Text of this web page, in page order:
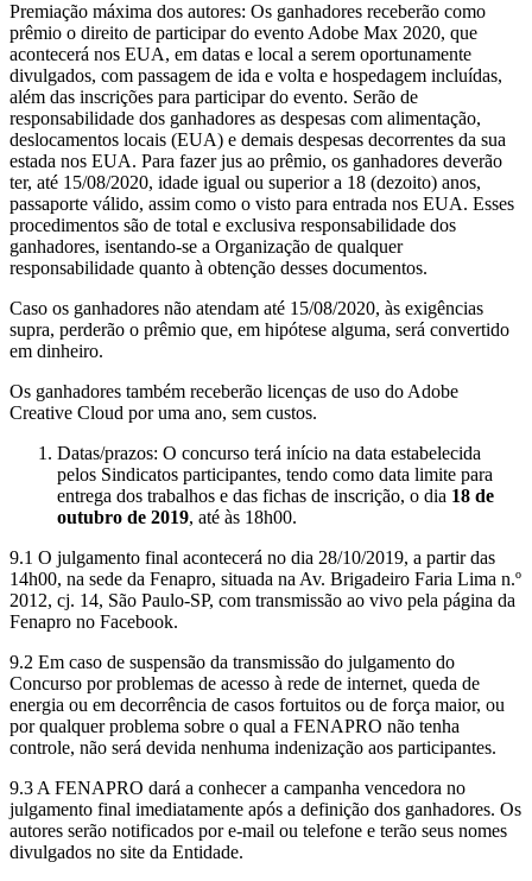
Premiação máxima dos autores: Os ganhadores receberão como
prêmio o direito de participar do evento Adobe Max 2020, que
acontecerá nos EUA, em datas e local a serem oportunamente
divulgados, com passagem de ida e volta e hospedagem incluídas,
além das inscrições para participar do evento. Serão de
responsabilidade dos ganhadores as despesas com alimentação,
deslocamentos locais (EUA) e demais despesas decorrentes da sua
estada nos EUA. Para fazer jus ao prêmio, os ganhadores deverão
ter, até 15/08/2020, idade igual ou superior a 18 (dezoito) anos,
passaporte válido, assim como o visto para entrada nos EUA. Esses
procedimentos são de total e exclusiva responsabilidade dos
ganhadores, isentando-se a Organização de qualquer
responsabilidade quanto à obtenção desses documentos.
Caso os ganhadores não atendam até 15/08/2020, às exigências
supra, perderão o prêmio que, em hipótese alguma, será convertido
em dinheiro.
Os ganhadores também receberão licenças de uso do Adobe
Creative Cloud por uma ano, sem custos.
Datas/prazos: O concurso terá início na data estabelecida
pelos Sindicatos participantes, tendo como data limite para
entrega dos trabalhos e das fichas de inscrição, o dia 18 de
outubro de 2019, até às 18h00.
9.1 O julgamento final acontecerá no dia 28/10/2019, a partir das
14h00, na sede da Fenapro, situada na Av. Brigadeiro Faria Lima n.º
2012, cj. 14, São Paulo-SP, com transmissão ao vivo pela página da
Fenapro no Facebook.
9.2 Em caso de suspensão da transmissão do julgamento do
Concurso por problemas de acesso à rede de internet, queda de
energia ou em decorrência de casos fortuitos ou de força maior, ou
por qualquer problema sobre o qual a FENAPRO não tenha
controle, não será devida nenhuma indenização aos participantes.
9.3 A FENAPRO dará a conhecer a campanha vencedora no
julgamento final imediatamente após a definição dos ganhadores. Os
autores serão notificados por e-mail ou telefone e terão seus nomes
divulgados no site da Entidade.